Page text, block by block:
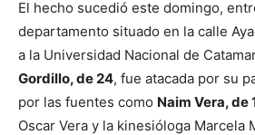
El hecho sucedió este domingo,
departamento situado en la calle
a la Universidad Nacional de
Gordillo, de 24, fue atacada por su
por las fuentes como Naim Vera, de
Oscar Vera y la kinesióloga Marcela